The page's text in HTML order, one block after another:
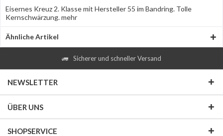
Eisernes Kreuz 2. Klasse mit Hersteller 55 im Bandring. Tolle
Kernschwärzung.mehr
Ähnliche Artikel
Sicherer und schneller Versand
NEWSLETTER
ÜBER UNS
SHOPSERVICE